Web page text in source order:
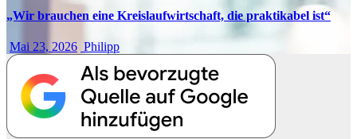
„Wir brauchen eine Kreislaufwirtschaft, die praktikabel ist“
Mai 23, 2026 Philipp